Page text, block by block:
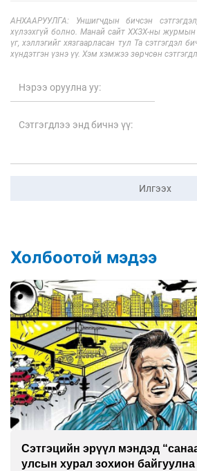
АНХААРУУЛГА: Уншигчдын бичсэн
хүлээхгүй болно. Манай сайт ХХЗХ-ны журмын
үг, хэллэгийг хязгаарласан тул Та сэтгэгдэл
хүндэтгэн үзнэ үү. Хэм хэмжээ зөрчсөн
Илгээх
Холбоотой мэдээ
Сэтгэцийн эрүүл мэндэд
улсын хурал зохион байгуулна